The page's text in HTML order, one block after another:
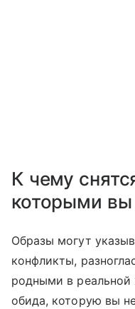
К чему
которыми вы
Образы могут
конфликты,
родными в
обида, которую вы